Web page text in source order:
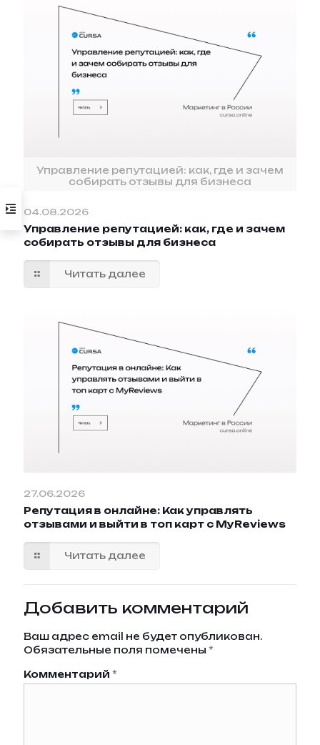
Управление репутацией: как, где и зачем
собирать отзывы для бизнеса
04.08.2026
Управление репутацией: как, где и зачем
собирать отзывы для бизнеса
Читать далее
27.06.2026
Репутация в онлайне: Как управлять
отзывами и выйти в топ карт с MyReviews
Читать далее
Добавить комментарий
Ваш адрес email не будет опубликован.
Обязательные поля помечены *
Комментарий *